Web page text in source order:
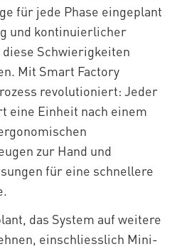
für jede Phase eingeplant
und kontinuierlicher
Schwierigkeiten
Mit Smart Factory
revolutioniert: Jeder
eine Einheit nach einem
zur Hand und
für eine schnellere
das System auf weitere
einschliesslich Mini-